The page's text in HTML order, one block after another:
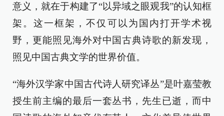
意义，就在于构建了“以异域之眼观我”的认知框
架。这一框架，不仅可以为国内打开学术视
野，更能照见海外对中国古典诗歌的新发现，
照见中国古典文学的世界价值。
“海外汉学家中国古代诗人研究译丛”是叶嘉莹教
授生前主编的最后一套丛书，先生已逝，而中